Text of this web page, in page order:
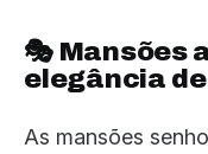
🎭 Mansões
elegância
As mansões